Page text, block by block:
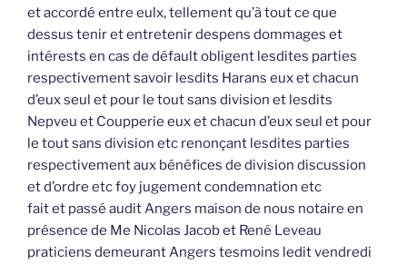
et accordé entre eulx, tellement qu’à tout ce que
dessus tenir et entretenir despens dommages et
intérests en cas de défault obligent lesdites parties
respectivement savoir lesdits Harans eux et chacun
d’eux seul et pour le tout sans division et lesdits
Nepveu et Coupperie eux et chacun d’eux seul et pour
le tout sans division etc renonçant lesdites parties
respectivement aux bénéfices de division discussion
et d’ordre etc foy jugement condemnation etc
fait et passé audit Angers maison de nous notaire en
présence de Me Nicolas Jacob et René Leveau
praticiens demeurant Angers tesmoins ledit vendredi